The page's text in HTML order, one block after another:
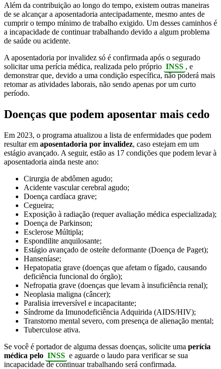
Além da contribuição ao longo do tempo, existem outras maneiras
de se alcançar a aposentadoria antecipadamente, mesmo antes de
cumprir o tempo mínimo de trabalho exigido. Um desses caminhos é
a incapacidade de continuar trabalhando devido a algum problema
de saúde ou acidente.
A aposentadoria por invalidez só é confirmada após o segurado
solicitar uma perícia médica, realizada pelo próprio INSS , e
demonstrar que, devido a uma condição específica, não poderá mais
retomar as atividades laborais, não sendo apenas por um curto
período.
Doenças que podem aposentar mais cedo
Em 2023, o programa atualizou a lista de enfermidades que podem
resultar em aposentadoria por invalidez, caso estejam em um
estágio avançado. A seguir, estão as 17 condições que podem levar à
aposentadoria ainda neste ano:
Cirurgia de abdômen agudo;
Acidente vascular cerebral agudo;
Doença cardíaca grave;
Cegueira;
Exposição à radiação (requer avaliação médica especializada);
Doença de Parkinson;
Esclerose Múltipla;
Espondilite anquilosante;
Estágio avançado de osteíte deformante (Doença de Paget);
Hanseníase;
Hepatopatia grave (doenças que afetam o fígado, causando
deficiência funcional do órgão);
Nefropatia grave (doenças que levam à insuficiência renal);
Neoplasia maligna (câncer);
Paralisia irreversível e incapacitante;
Síndrome da Imunodeficiência Adquirida (AIDS/HIV);
Transtorno mental severo, com presença de alienação mental;
Tuberculose ativa.
Se você é portador de alguma dessas doenças, solicite uma perícia
médica pelo INSS e aguarde o laudo para verificar se sua
incapacidade de continuar trabalhando será confirmada.